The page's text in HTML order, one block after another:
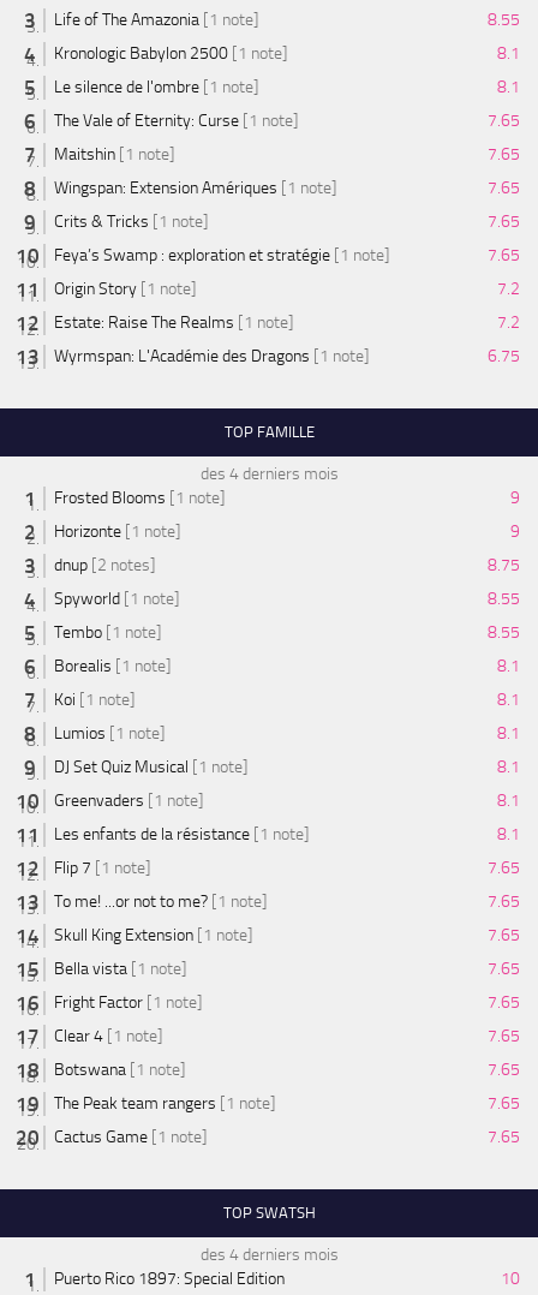
Life of The Amazonia [1 note]
8.55
Kronologic Babylon 2500 [1 note]
8.1
Le silence de l'ombre [1 note]
8.1
The Vale of Eternity: Curse [1 note]
7.65
Maitshin [1 note]
7.65
Wingspan: Extension Amériques [1 note]
7.65
Crits & Tricks [1 note]
7.65
Feya’s Swamp : exploration et stratégie [1 note]
7.65
Origin Story [1 note]
7.2
Estate: Raise The Realms [1 note]
7.2
Wyrmspan: L'Académie des Dragons [1 note] 6.75
TOP FAMILLE
des 4 derniers mois
Frosted Blooms [1 note]
9
Horizonte [1 note]
9
dnup [2 notes]
8.75
Spyworld [1 note]
8.55
Tembo [1 note]
8.55
Borealis [1 note]
8.1
Koi [1 note]
8.1
Lumios [1 note]
8.1
DJ Set Quiz Musical [1 note]
8.1
Greenvaders [1 note]
8.1
Les enfants de la résistance [1 note]
8.1
Flip 7 [1 note]
7.65
To me! ...or not to me? [1 note]
7.65
Skull King Extension [1 note]
7.65
Bella vista [1 note]
7.65
Fright Factor [1 note]
7.65
Clear 4 [1 note]
7.65
Botswana [1 note]
7.65
The Peak team rangers [1 note]
7.65
Cactus Game [1 note] 7.65
TOP SWATSH
des 4 derniers mois
Puerto Rico 1897: Special Edition
10